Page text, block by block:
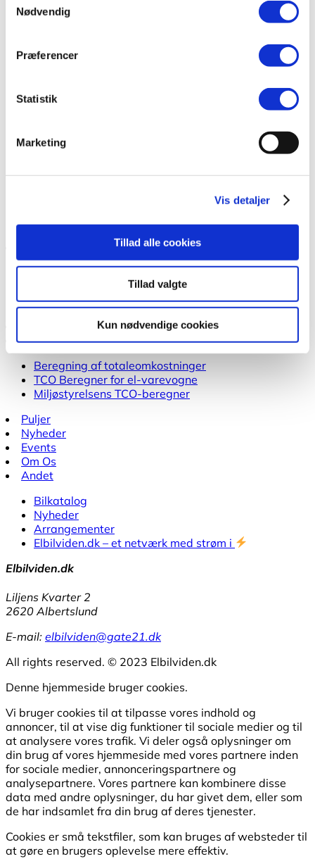
Nødvendig
Præferencer
Statistik
Marketing
Vis detaljer
Tillad alle cookies
Tillad valgte
Kun nødvendige cookies
Totale omkostninger
Ladeinfrastruktur
Ladeinfrastruktur i turistområder
Ladepunktsberegner til kommuner
Brand i elbiler
Elbilers klimapåvirkning
Boligorganisationer
Planlægning af ladeløsninger
Cases fra boligorganisationer
TCO
Beregning af totaleomkostninger
TCO Beregner for el-varevogne
Miljøstyrelsens TCO-beregner
Puljer
Nyheder
Events
Om Os
Andet
Bilkatalog
Nyheder
Arrangementer
Elbilviden.dk – et netværk med strøm i
Elbilviden.dk
Liljens Kvarter 2
2620 Albertslund
E-mail: elbilviden@gate21.dk
All rights reserved. © 2023 Elbilviden.dk
Denne hjemmeside bruger cookies.
Vi bruger cookies til at tilpasse vores indhold og
annoncer, til at vise dig funktioner til sociale medier og til
at analysere vores trafik. Vi deler også oplysninger om
din brug af vores hjemmeside med vores partnere inden
for sociale medier, annonceringspartnere og
analysepartnere. Vores partnere kan kombinere disse
data med andre oplysninger, du har givet dem, eller som
de har indsamlet fra din brug af deres tjenester.
Cookies er små tekstfiler, som kan bruges af websteder til
at gøre en brugers oplevelse mere effektiv.